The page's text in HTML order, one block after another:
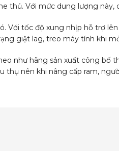
thủ. Với mức dung lượng
Với tốc độ xung nhịp hỗ trợ
giật lag, treo máy tính khi
như hãng sản xuất công
thụ nên khi nâng cấp ram,